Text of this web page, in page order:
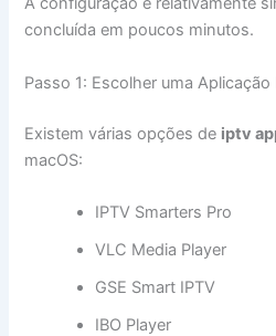
concluída em poucos minutos.
Passo 1: Escolher uma Aplicação
Existem várias opções de iptv
macOS:
IPTV Smarters Pro
VLC Media Player
GSE Smart IPTV
IBO Player